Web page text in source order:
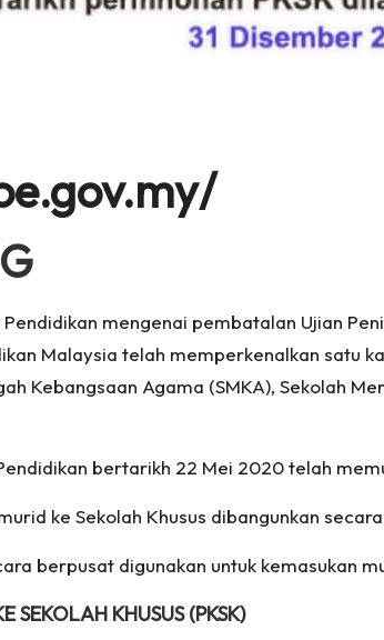
mengenai pembatalan Ujian
Malaysia telah memperkenalkan satu
Kebangsaan Agama (SMKA), Sekolah
bertarikh 22 Mei 2020 telah
ke Sekolah Khusus dibangunkan
berpusat digunakan untuk kemasukan
SEKOLAH KHUSUS (PKSK)